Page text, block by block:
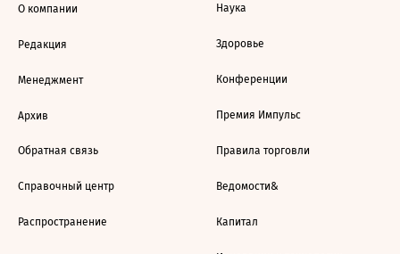
О компании
Редакция
Менеджмент
Архив
Обратная связь
Справочный центр
Распространение
Наука
Здоровье
Конференции
Премия Импульс
Правила торговли
Ведомости&
Капитал